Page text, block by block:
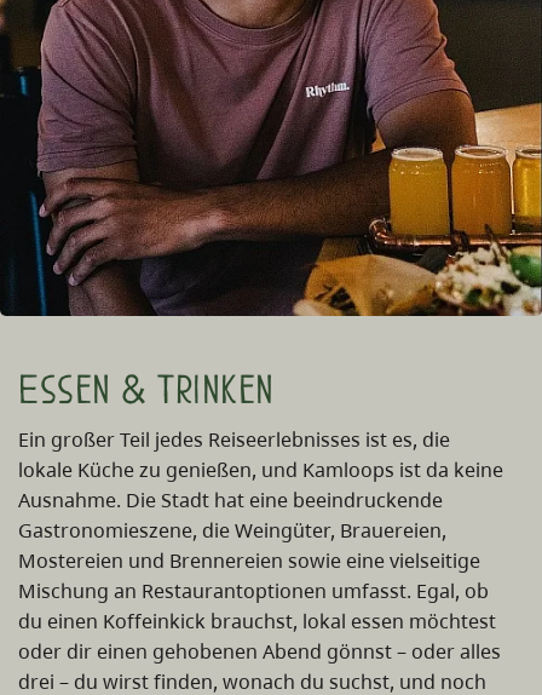
Essen & Trinken
Ein großer Teil jedes Reiseerlebnisses ist es, die
lokale Küche zu genießen, und Kamloops ist da keine
Ausnahme. Die Stadt hat eine beeindruckende
Gastronomieszene, die Weingüter, Brauereien,
Mostereien und Brennereien sowie eine vielseitige
Mischung an Restaurantoptionen umfasst. Egal, ob
du einen Koffeinkick brauchst, lokal essen möchtest
oder dir einen gehobenen Abend gönnst – oder alles
drei – du wirst finden, wonach du suchst, und noch